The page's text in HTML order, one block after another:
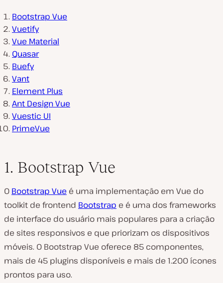
Bootstrap Vue
Vuetify
Vue Material
Quasar
Buefy
Vant
Element Plus
Ant Design Vue
Vuestic UI
PrimeVue
1. Bootstrap Vue
O Bootstrap Vue é uma implementação em Vue do
toolkit de frontend Bootstrap e é uma dos frameworks
de interface do usuário mais populares para a criação
de sites responsivos e que priorizam os dispositivos
móveis. O Bootstrap Vue oferece 85 componentes,
mais de 45 plugins disponíveis e mais de 1.200 ícones
prontos para uso.